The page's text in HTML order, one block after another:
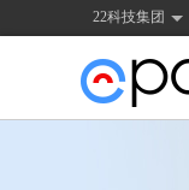
22科技集团